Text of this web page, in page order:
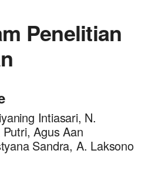
Penelitian
Intiasari, N.
Agus Aan
Sandra, A. Laksono